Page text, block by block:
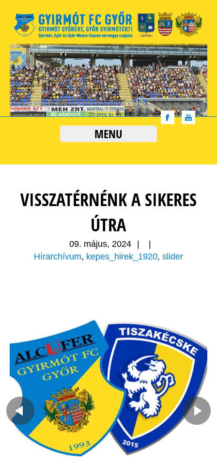
MENU
VISSZATÉRNÉNK A SIKERES
ÚTRA
09. május, 2024
Hírarchívum, kepes_hirek_1920, slider